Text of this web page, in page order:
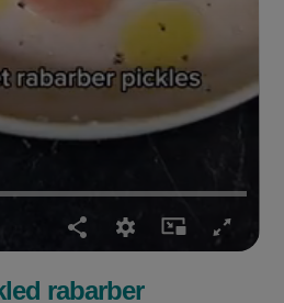
rabarber